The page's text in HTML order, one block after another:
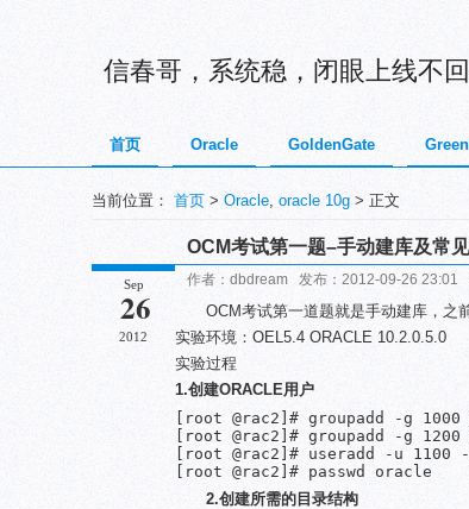
信春哥，系统稳，闭眼上线不回
首页 Oracle GoldenGate
当前位置： 首页 > Oracle, oracle 10g > 正文
OCM考试第一题–手动建库及常
Sep
26
2012
作者：dbdream 发布：2012-09-26 23:01
OCM考试第一道题就是手动建库，之
实验环境：OEL5.4 ORACLE 10.2.0.5.0
实验过程
1.创建ORACLE用户
[root @rac2]# groupadd -g
[root @rac2]# groupadd -g 1200
[root @rac2]# useradd -u
[root @rac2]# passwd oracle
2.创建所需的目录结构